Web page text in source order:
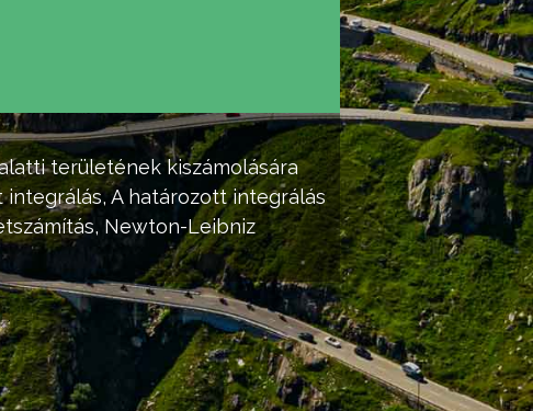
területének kiszámolására
integrálás, A határozott integrálás
Newton-Leibniz